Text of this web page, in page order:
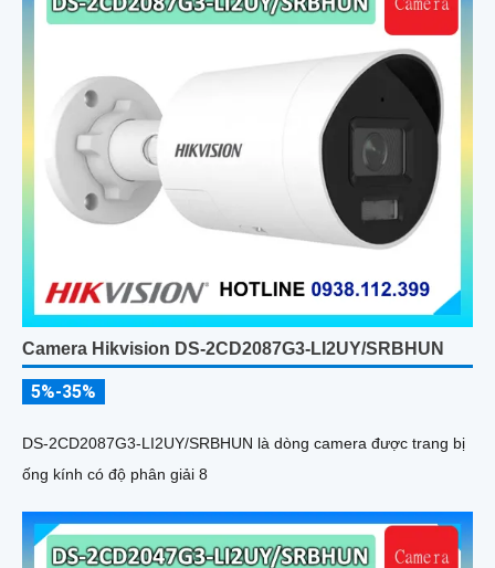
Camera Hikvision DS-2CD2087G3-LI2UY/SRBHUN
5%-35%
DS-2CD2087G3-LI2UY/SRBHUN là dòng camera được trang bị
ống kính có độ phân giải 8